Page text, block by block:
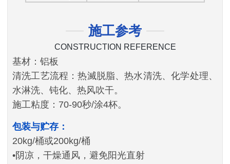
施工参考
CONSTRUCTION REFERENCE
基材：铝板
清洗工艺流程：热滅脱脂、热水清洗、化学处理、
水淋洗、钝化、热风吹干。
施工粘度：70-90秒/涂4杯。
包装与贮存：
20kg/桶或200kg/桶
•阴凉，干燥通风，避免阳光直射